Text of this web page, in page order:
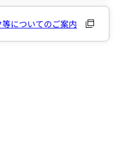
についてのご案内